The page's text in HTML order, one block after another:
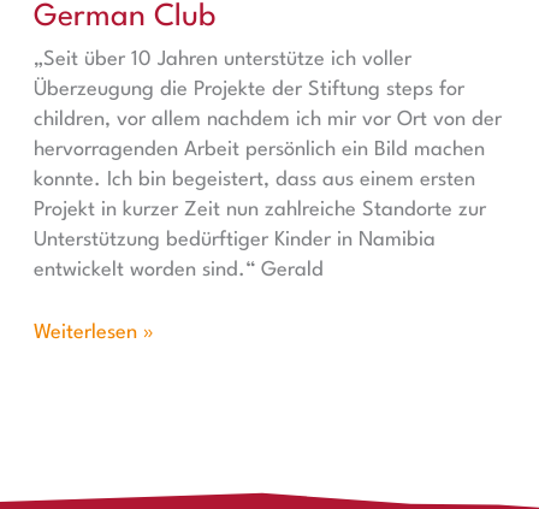
German Club
„Seit über 10 Jahren unterstütze ich voller
Überzeugung die Projekte der Stiftung steps for
children, vor allem nachdem ich mir vor Ort von der
hervorragenden Arbeit persönlich ein Bild machen
konnte. Ich bin begeistert, dass aus einem ersten
Projekt in kurzer Zeit nun zahlreiche Standorte zur
Unterstützung bedürftiger Kinder in Namibia
entwickelt worden sind.“ Gerald
Weiterlesen »